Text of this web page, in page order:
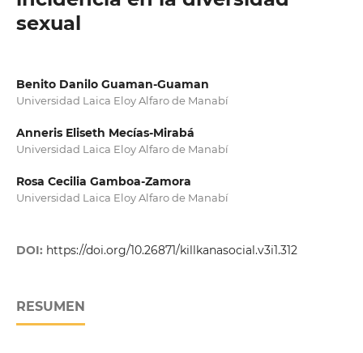
sexual
Benito Danilo Guaman-Guaman
Universidad Laica Eloy Alfaro de Manabí
Anneris Eliseth Mecías-Mirabá
Universidad Laica Eloy Alfaro de Manabí
Rosa Cecilia Gamboa-Zamora
Universidad Laica Eloy Alfaro de Manabí
DOI: https://doi.org/10.26871/killkanasocial.v3i1.312
RESUMEN